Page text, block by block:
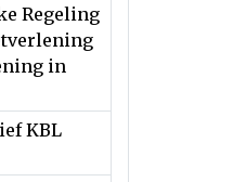
Regeling
in
KBL